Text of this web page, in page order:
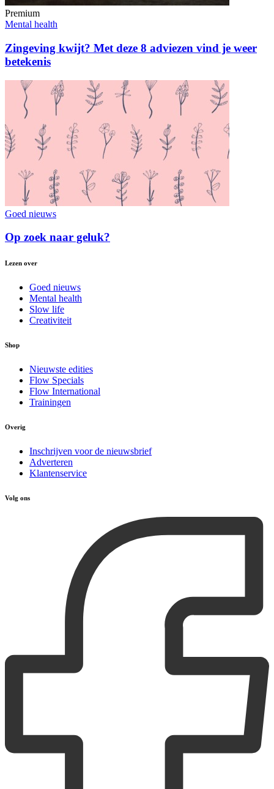
Premium
Mental health
Zingeving kwijt? Met deze 8 adviezen vind je weer
betekenis
Goed nieuws
Op zoek naar geluk?
Lezen over
Goed nieuws
Mental health
Slow life
Creativiteit
Shop
Nieuwste edities
Flow Specials
Flow International
Trainingen
Overig
Inschrijven voor de nieuwsbrief
Adverteren
Klantenservice
Volg ons